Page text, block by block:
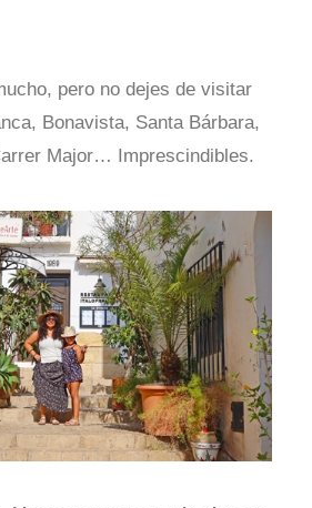
pero no dejes de visitar
Bonavista, Santa Bárbara,
Major… Imprescindibles.